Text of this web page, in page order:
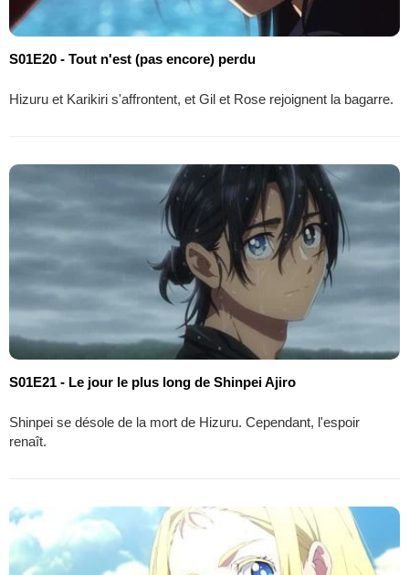
S01E20 - Tout n'est (pas encore) perdu
Hizuru et Karikiri s'affrontent, et Gil et Rose rejoignent la bagarre.
S01E21 - Le jour le plus long de Shinpei Ajiro
Shinpei se désole de la mort de Hizuru. Cependant, l'espoir
renaît.